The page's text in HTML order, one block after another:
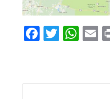
F
b
T
er
W
sA
E
l